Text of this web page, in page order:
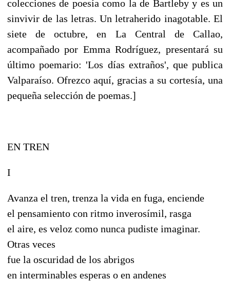
colecciones de poesía como la de Bartleby y es un
sinvivir de las letras. Un letraherido inagotable. El
siete de octubre, en La Central de Callao,
acompañado por Emma Rodríguez, presentará su
último poemario: 'Los días extraños', que publica
Valparaíso. Ofrezco aquí, gracias a su cortesía, una
pequeña selección de poemas.]
EN TREN
I
Avanza el tren, trenza la vida en fuga, enciende
el pensamiento con ritmo inverosímil, rasga
el aire, es veloz como nunca pudiste imaginar.
Otras veces
fue la oscuridad de los abrigos
en interminables esperas o en andenes